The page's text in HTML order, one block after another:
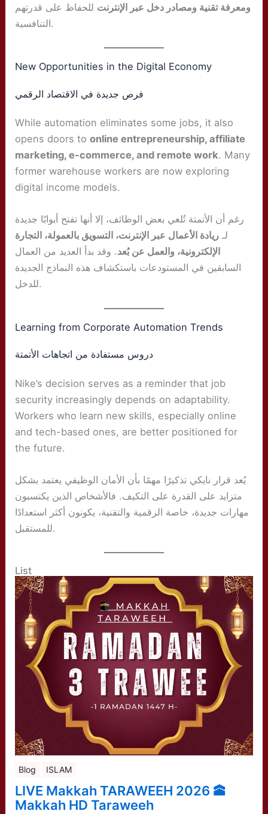
ومعرفة تقنية ومصادر دخل عبر الإنترنت للحفاظ على قدرتهم
التنافسية.
New Opportunities in the Digital Economy
فرص جديدة في الاقتصاد الرقمي
While automation eliminates some jobs, it also
opens doors toonline entrepreneurship, affiliate
marketing, e-commerce, and remote work. Many
former warehouse workers are now exploring
digital income models.
رغم أن الأتمتة تُلغي بعض الوظائف، إلا أنها تفتح أبوابًا جديدة
لـ ريادة الأعمال عبر الإنترنت، التسويق بالعمولة، التجارة
الإلكترونية، والعمل عن بُعد. وقد بدأ العديد من العمال
السابقين في المستودعات باستكشاف هذه النماذج الجديدة
للدخل.
Learning from Corporate Automation Trends
دروس مستفادة من اتجاهات الأتمتة
Nike’s decision serves as a reminder that job
security increasingly depends on adaptability.
Workers who learn new skills, especially online
and tech-based ones, are better positioned for
the future.
يُعد قرار نايكي تذكيرًا مهمًا بأن الأمان الوظيفي يعتمد بشكل
متزايد على القدرة على التكيف. فالأشخاص الذين يكتسبون
مهارات جديدة، خاصة الرقمية والتقنية، يكونون أكثر استعدادًا
للمستقبل.
List
Blog ISLAM
LIVE Makkah TARAWEEH 2026 🕋
Makkah HD Taraweeh